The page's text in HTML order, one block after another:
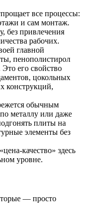
все процессы:
и сам монтаж.
без привлечения
рабочих.
главной
пенополистирол
его свойство
цокольных
конструкций,
обычным
металлу или даже
плиты на
элементы без
качество» здесь
уровне.
— просто